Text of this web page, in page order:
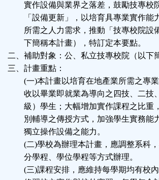
實作設備與業界之落差，鼓勵技專校
「設備更新」，以培育具專業實作能
所需之人力需求，推動「技專校院設
下簡稱本計畫），特訂定本要點。
二、補助對象：公、私立技專校院（以下
三、計畫重點：
(一)本計畫以培育在地產業所需之專業
收以畢業即就業為導向之四技、二技
級）學生；大幅增加實作課程之比重
別輔導之傳授方式，加強學生實務能
獨立操作設備之能力。
(二)學校為辦理本計畫，應調整系科，
分學程、學位學程等方式辦理。
(三)課程安排，應維持每學期均有校內